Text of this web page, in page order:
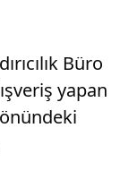
Büro
yapan